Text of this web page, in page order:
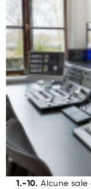
1.-10. Alcune sale